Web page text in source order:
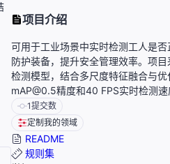
项目介绍
可用于工业场景中实时检测工人是
防护装备，提升安全管理效率。项
检测模型，结合多尺度特征融合与
mAP@0.5精度和40 FPS实时检测速
1提交数
定制我的领域
README
规则集